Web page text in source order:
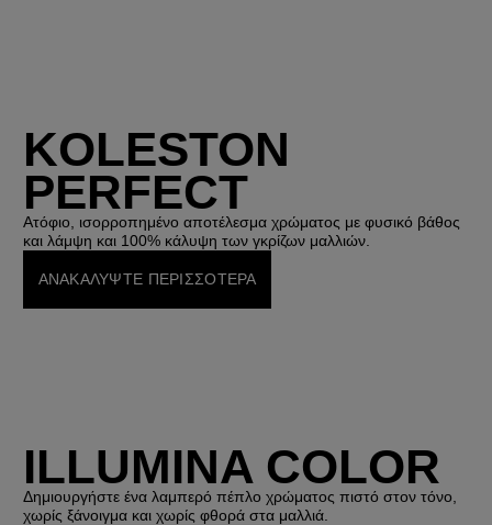
KOLESTON
PERFECT
Ατόφιο, ισορροπημένο αποτέλεσμα χρώματος με φυσικό βάθος
και λάμψη και 100% κάλυψη των γκρίζων μαλλιών.
ΑΝΑΚΑΛΥΨΤΕ ΠΕΡΙΣΣΟΤΕΡΑ
ILLUMINA COLOR
Δημιουργήστε ένα λαμπερό πέπλο χρώματος πιστό στον τόνο,
χωρίς ξάνοιγμα και χωρίς φθορά στα μαλλιά.